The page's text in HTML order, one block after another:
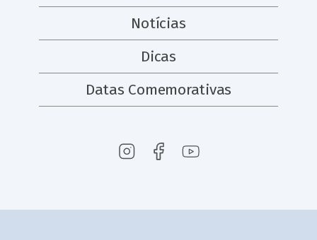
Notícias
Dicas
Datas Comemorativas